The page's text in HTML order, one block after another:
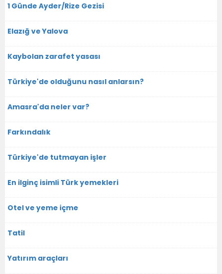
1 Günde Ayder/Rize Gezisi
Elazığ ve Yalova
Kaybolan zarafet yasası
Türkiye'de olduğunu nasıl anlarsın?
Amasra'da neler var?
Farkındalık
Türkiye'de tutmayan işler
En ilginç isimli Türk yemekleri
Otel ve yeme içme
Tatil
Yatırım araçları